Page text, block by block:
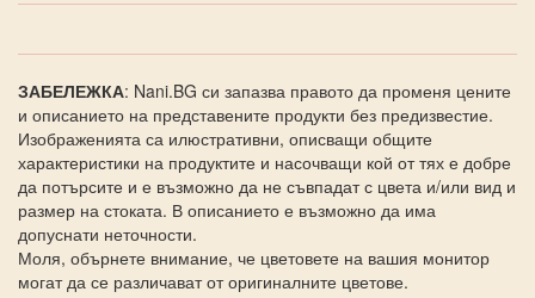
ЗАБЕЛЕЖКА: Nani.BG си запазва правото да променя цените
и описанието на представените продукти без предизвестие.
Изображенията са илюстративни, описващи общите
характеристики на продуктите и насочващи кой от тях е добре
да потърсите и е възможно да не съвпадат с цвета и/или вид и
размер на стоката. В описанието е възможно да има
допуснати неточности.
Моля, обърнете внимание, че цветовете на вашия монитор
могат да се различават от оригиналните цветове.